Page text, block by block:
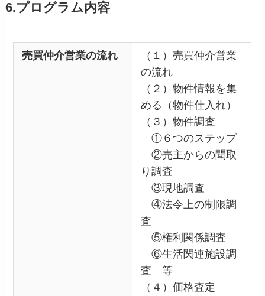
6.プログラム内容
売買仲介営業の流れ
（１）売買仲介営業
の流れ
（２）物件情報を集
める（物件仕入れ）
（３）物件調査
①６つのステップ
②売主からの聞取
り調査
③現地調査
④法令上の制限調
査
⑤権利関係調査
⑥生活関連施設調
査 等
（４）価格査定